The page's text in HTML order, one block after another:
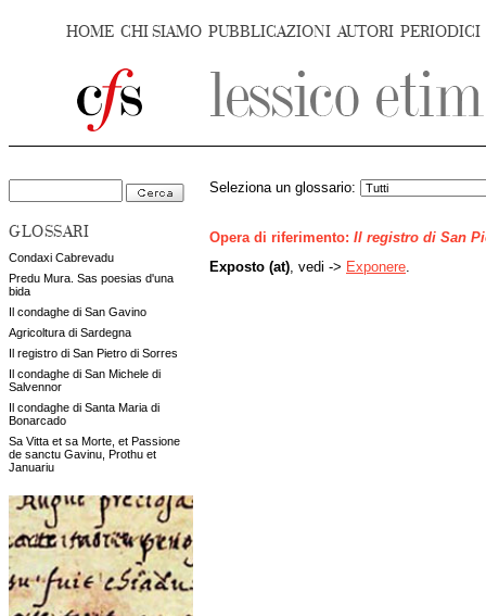
HOME CHI SIAMO PUBBLICAZIONI AUTORI PERIODICI
GLOSSARI
Condaxi Cabrevadu
Predu Mura. Sas poesias d'una
bida
Il condaghe di San Gavino
Agricoltura di Sardegna
Il registro di San Pietro di Sorres
Il condaghe di San Michele di
Salvennor
Il condaghe di Santa Maria di
Bonarcado
Sa Vitta et sa Morte, et Passione
de sanctu Gavinu, Prothu et
Januariu
Seleziona un glossario:
Opera di riferimento: Il registro di San
Exposto (at) , vedi -> Exponere